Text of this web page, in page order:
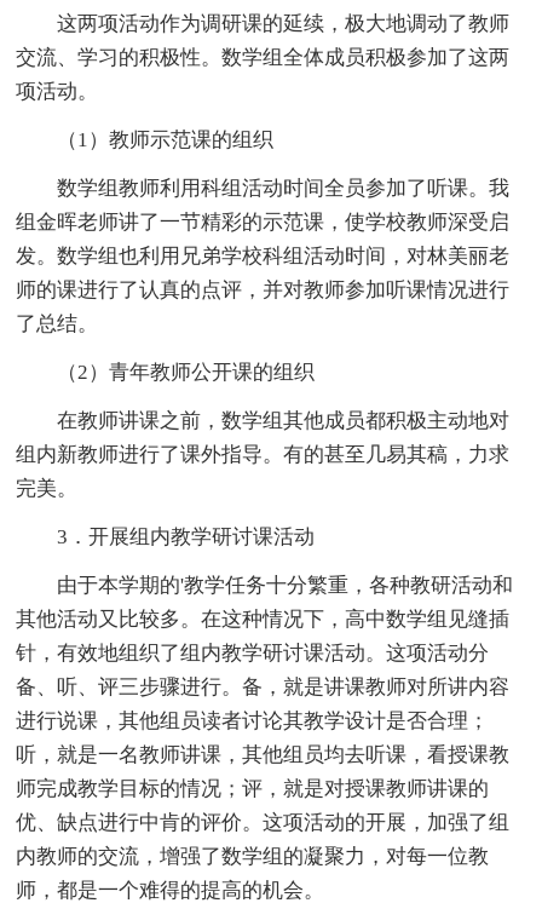
这两项活动作为调研课的延续，极大地调动了教师
交流、学习的积极性。数学组全体成员积极参加了这两
项活动。
（1）教师示范课的组织
数学组教师利用科组活动时间全员参加了听课。我
组金晖老师讲了一节精彩的示范课，使学校教师深受启
发。数学组也利用兄弟学校科组活动时间，对林美丽老
师的课进行了认真的点评，并对教师参加听课情况进行
了总结。
（2）青年教师公开课的组织
在教师讲课之前，数学组其他成员都积极主动地对
组内新教师进行了课外指导。有的甚至几易其稿，力求
完美。
3．开展组内教学研讨课活动
由于本学期的'教学任务十分繁重，各种教研活动和
其他活动又比较多。在这种情况下，高中数学组见缝插
针，有效地组织了组内教学研讨课活动。这项活动分
备、听、评三步骤进行。备，就是讲课教师对所讲内容
进行说课，其他组员读者讨论其教学设计是否合理；
听，就是一名教师讲课，其他组员均去听课，看授课教
师完成教学目标的情况；评，就是对授课教师讲课的
优、缺点进行中肯的评价。这项活动的开展，加强了组
内教师的交流，增强了数学组的凝聚力，对每一位教
师，都是一个难得的提高的机会。